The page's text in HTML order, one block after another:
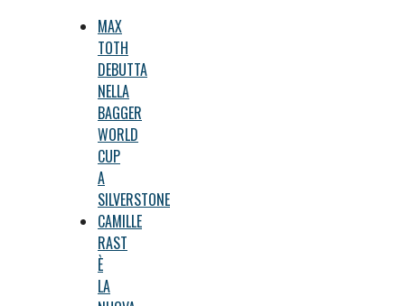
MAX
TOTH
DEBUTTA
NELLA
BAGGER
WORLD
CUP
A
SILVERSTONE
CAMILLE
RAST
È
LA